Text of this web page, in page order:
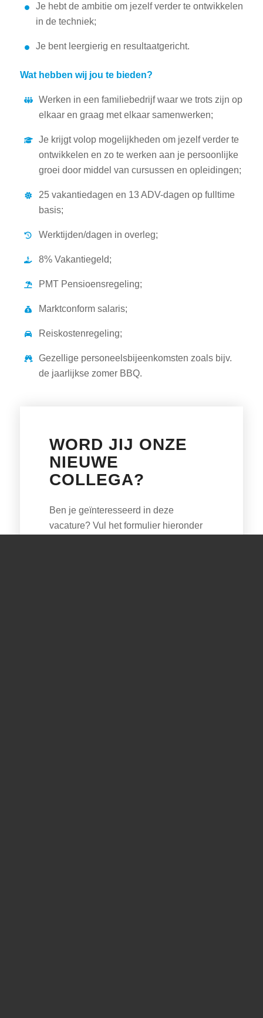
Je hebt de ambitie om jezelf verder te ontwikkelen
in de techniek;
Je bent leergierig en resultaatgericht.
Wat hebben wij jou te bieden?
Werken in een familiebedrijf waar we trots zijn op
elkaar en graag met elkaar samenwerken;
Je krijgt volop mogelijkheden om jezelf verder te
ontwikkelen en zo te werken aan je persoonlijke
groei door middel van cursussen en opleidingen;
25 vakantiedagen en 13 ADV-dagen op fulltime
basis;
Werktijden/dagen in overleg;
8% Vakantiegeld;
PMT Pensioensregeling;
Marktconform salaris;
Reiskostenregeling;
Gezellige personeelsbijeenkomsten zoals bijv.
de jaarlijkse zomer BBQ.
WORD JIJ ONZE
NIEUWE
COLLEGA?
Ben je geïnteresseerd in deze
vacature? Vul het formulier hieronder